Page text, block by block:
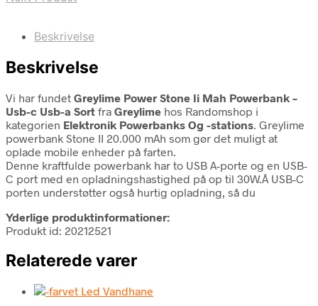
Beskrivelse
Beskrivelse
Vi har fundet Greylime Power Stone Ii Mah Powerbank –
Usb-c Usb-a Sort fra Greylime hos Randomshop i
kategorien Elektronik Powerbanks Og -stations. Greylime
powerbank Stone II 20.000 mAh som gør det muligt at
oplade mobile enheder på farten.
Denne kraftfulde powerbank har to USB A-porte og en USB-
C port med en opladningshastighed på op til 30W.Â USB-C
porten understøtter også hurtig opladning, så du
Yderlige produktinformationer:
Produkt id: 20212521
Relaterede varer